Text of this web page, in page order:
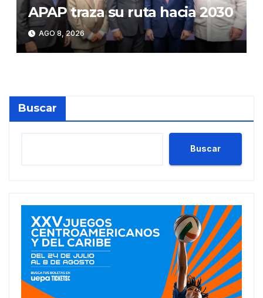
APAP traza su ruta hacia 2030
AGO 8, 2026
Buscar
Buscar